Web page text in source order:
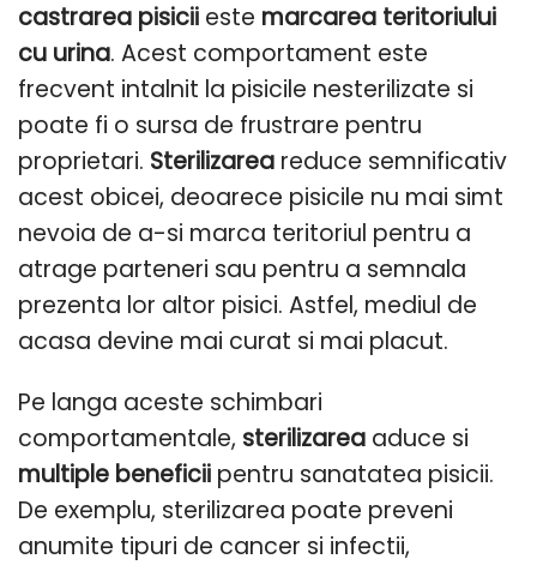
castrarea pisicii este marcarea teritoriului
cu urina. Acest comportament este
frecvent intalnit la pisicile nesterilizate si
poate fi o sursa de frustrare pentru
proprietari. Sterilizarea reduce semnificativ
acest obicei, deoarece pisicile nu mai simt
nevoia de a-si marca teritoriul pentru a
atrage parteneri sau pentru a semnala
prezenta lor altor pisici. Astfel, mediul de
acasa devine mai curat si mai placut.
Pe langa aceste schimbari
comportamentale, sterilizarea aduce si
multiple beneficii pentru sanatatea pisicii.
De exemplu, sterilizarea poate preveni
anumite tipuri de cancer si infectii,